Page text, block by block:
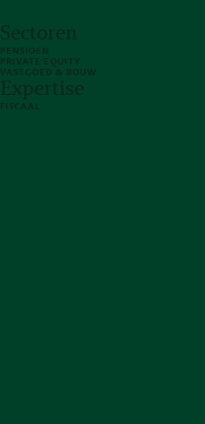
Sectoren
PENSIOEN
PRIVATE EQUITY
VASTGOED & BOUW
Expertise
FISCAAL